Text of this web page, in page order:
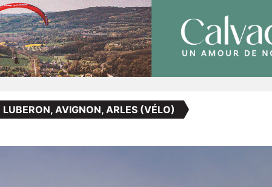
LUBERON, AVIGNON, ARLES (VÉLO)